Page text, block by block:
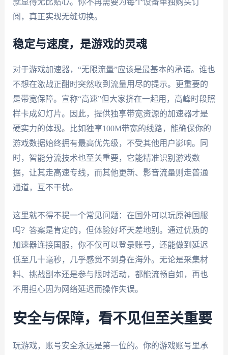
阅，真正实现无缝切换。
稳定与速度，是游戏的灵魂
对于游戏加速器，“无限流量”应该是最基本的承诺。谁也
不想在激战正酣时突然收到流量用尽的提示。更重要的
是带宽保障。宣称“高速”但大家挤在一起用，高峰时段照
样卡成幻灯片。因此，提供独享带宽资源的加速器才是
硬实力的体现。比如独享100M带宽的线路，能确保你的
游戏数据始终拥有最高优先级，不受其他用户影响。同
时，智能分流技术也至关重要，它能精准识别游戏数
据，让其走高速专线，而其他更新、影音流量则走普通
通道，互不干扰。
这里就不得不提一个常见问题：在国外可以玩原神国服
吗？答案是肯定的，但体验好坏天差地别。通过优质的
加速器连接国服，你不仅可以登录账号，还能做到延迟
低至几十毫秒，几乎感觉不到身在海外。无论是采集材
料、挑战副本还是参与限时活动，都能流畅自如，再也
不用担心因为网络延迟而操作失误。
安全与保障，看不见但至关重要
玩游戏，账号安全永远是第一位的。你的游戏账号里承